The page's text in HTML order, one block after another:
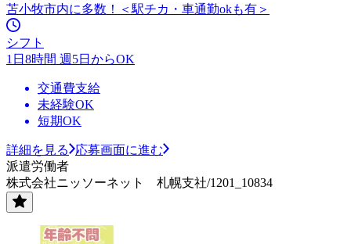
苫小牧市内に多数！＜駅チカ・車通勤okも有＞
シフト
1日8時間 週5日からOK
交通費支給
未経験OK
短期OK
詳細を見る
応募画面に進む
派遣労働者
株式会社ニッソーネット 札幌支社/1201_10834